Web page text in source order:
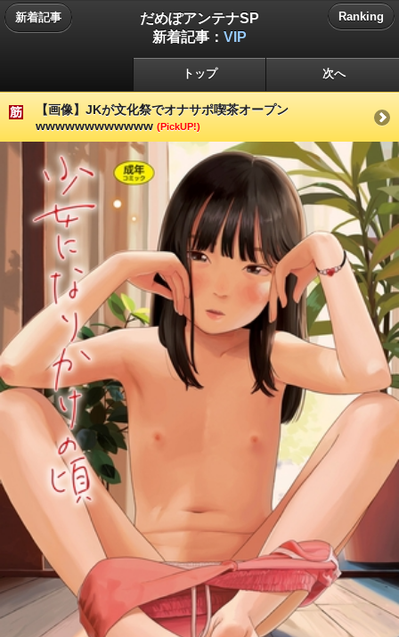
新着記事
だめぽアンテナSP
新着記事： VIP
Ranking
トップ 次へ
【画像】JKが文化祭でオナサポ喫茶オープン
wwwwwwwwwwww (PickUP!)